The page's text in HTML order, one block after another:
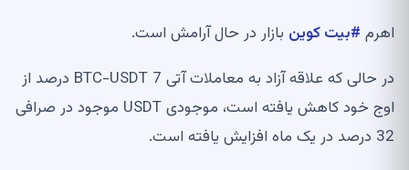
اهرم #بیت کوین بازار در حال آرامش است.
در حالی که علاقه آزاد به معاملات آتی BTC-USDT 7 درصد از
اوج خود کاهش یافته است، موجودی USDT موجود در صرافی
32 درصد در یک ماه افزایش یافته است.